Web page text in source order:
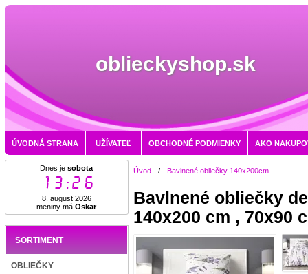
oblieckyshop.sk
ÚVODNÁ STRANA UŽÍVATEĽ OBCHODNÉ PODMIENKY AKO
Dnes jesobota
13:26
8. august 2026
meniny máOskar
SORTIMENT
OBLIEČKY
Úvod / Bavlnené obliečky 140x200cm
Bavlnené obliečky
140x200 cm , 70x90